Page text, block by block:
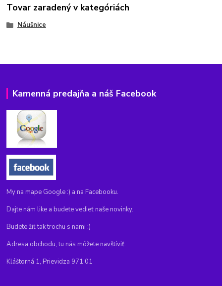
Tovar zaradený v kategóriách
Náušnice
Kamenná predajňa a náš Facebook
My na mape Google :) a na Facebooku.
Dajte nám like a budete vedieť naše novinky.
Budete žiť tak trochu s nami :)
Adresa obchodu, tu nás môžete navštíviť:
Kláštorná 1, Prievidza 971 01